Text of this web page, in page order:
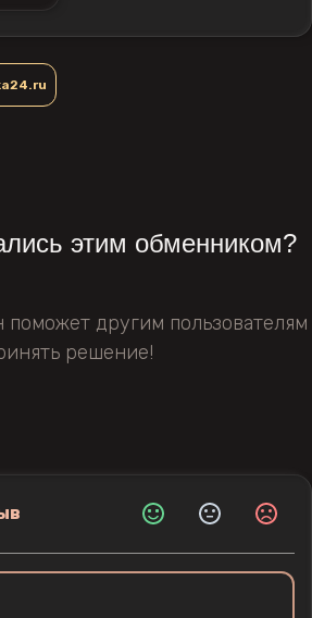
этим обменником?
поможет другим пользователям
решение!